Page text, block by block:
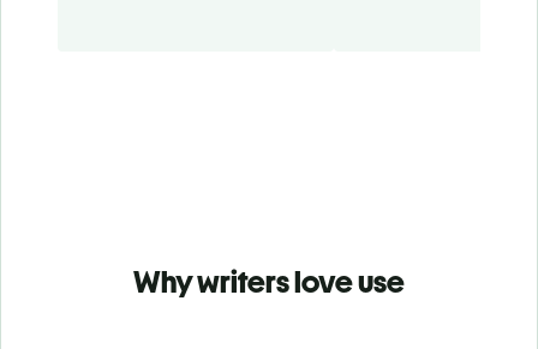
Why writers love use